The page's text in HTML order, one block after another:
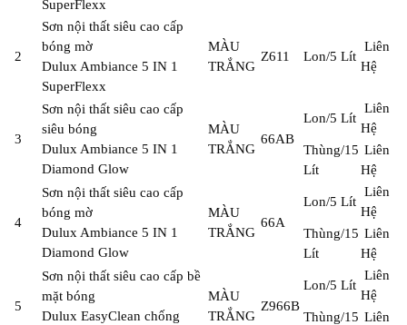
SuperFlexx
2
Sơn nội thất siêu cao cấp
bóng mờ
Dulux Ambiance 5 IN 1
SuperFlexx
MÀU
TRẮNG
Z611 Lon/5 Lít
Liên
Hệ
3
Sơn nội thất siêu cao cấp
siêu bóng
Dulux Ambiance 5 IN 1
Diamond Glow
MÀU
TRẮNG
66AB
Lon/5 Lít
Liên
Hệ
Thùng/15
Lít
Liên
Hệ
4
Sơn nội thất siêu cao cấp
bóng mờ
Dulux Ambiance 5 IN 1
Diamond Glow
MÀU
TRẮNG
66A
Lon/5 Lít
Liên
Hệ
Thùng/15
Lít
Liên
Hệ
5
Sơn nội thất siêu cao cấp bề
mặt bóng
Dulux EasyClean chống
MÀU
TRẮNG
Z966B
Lon/5 Lít
Liên
Hệ
Thùng/15 Liên